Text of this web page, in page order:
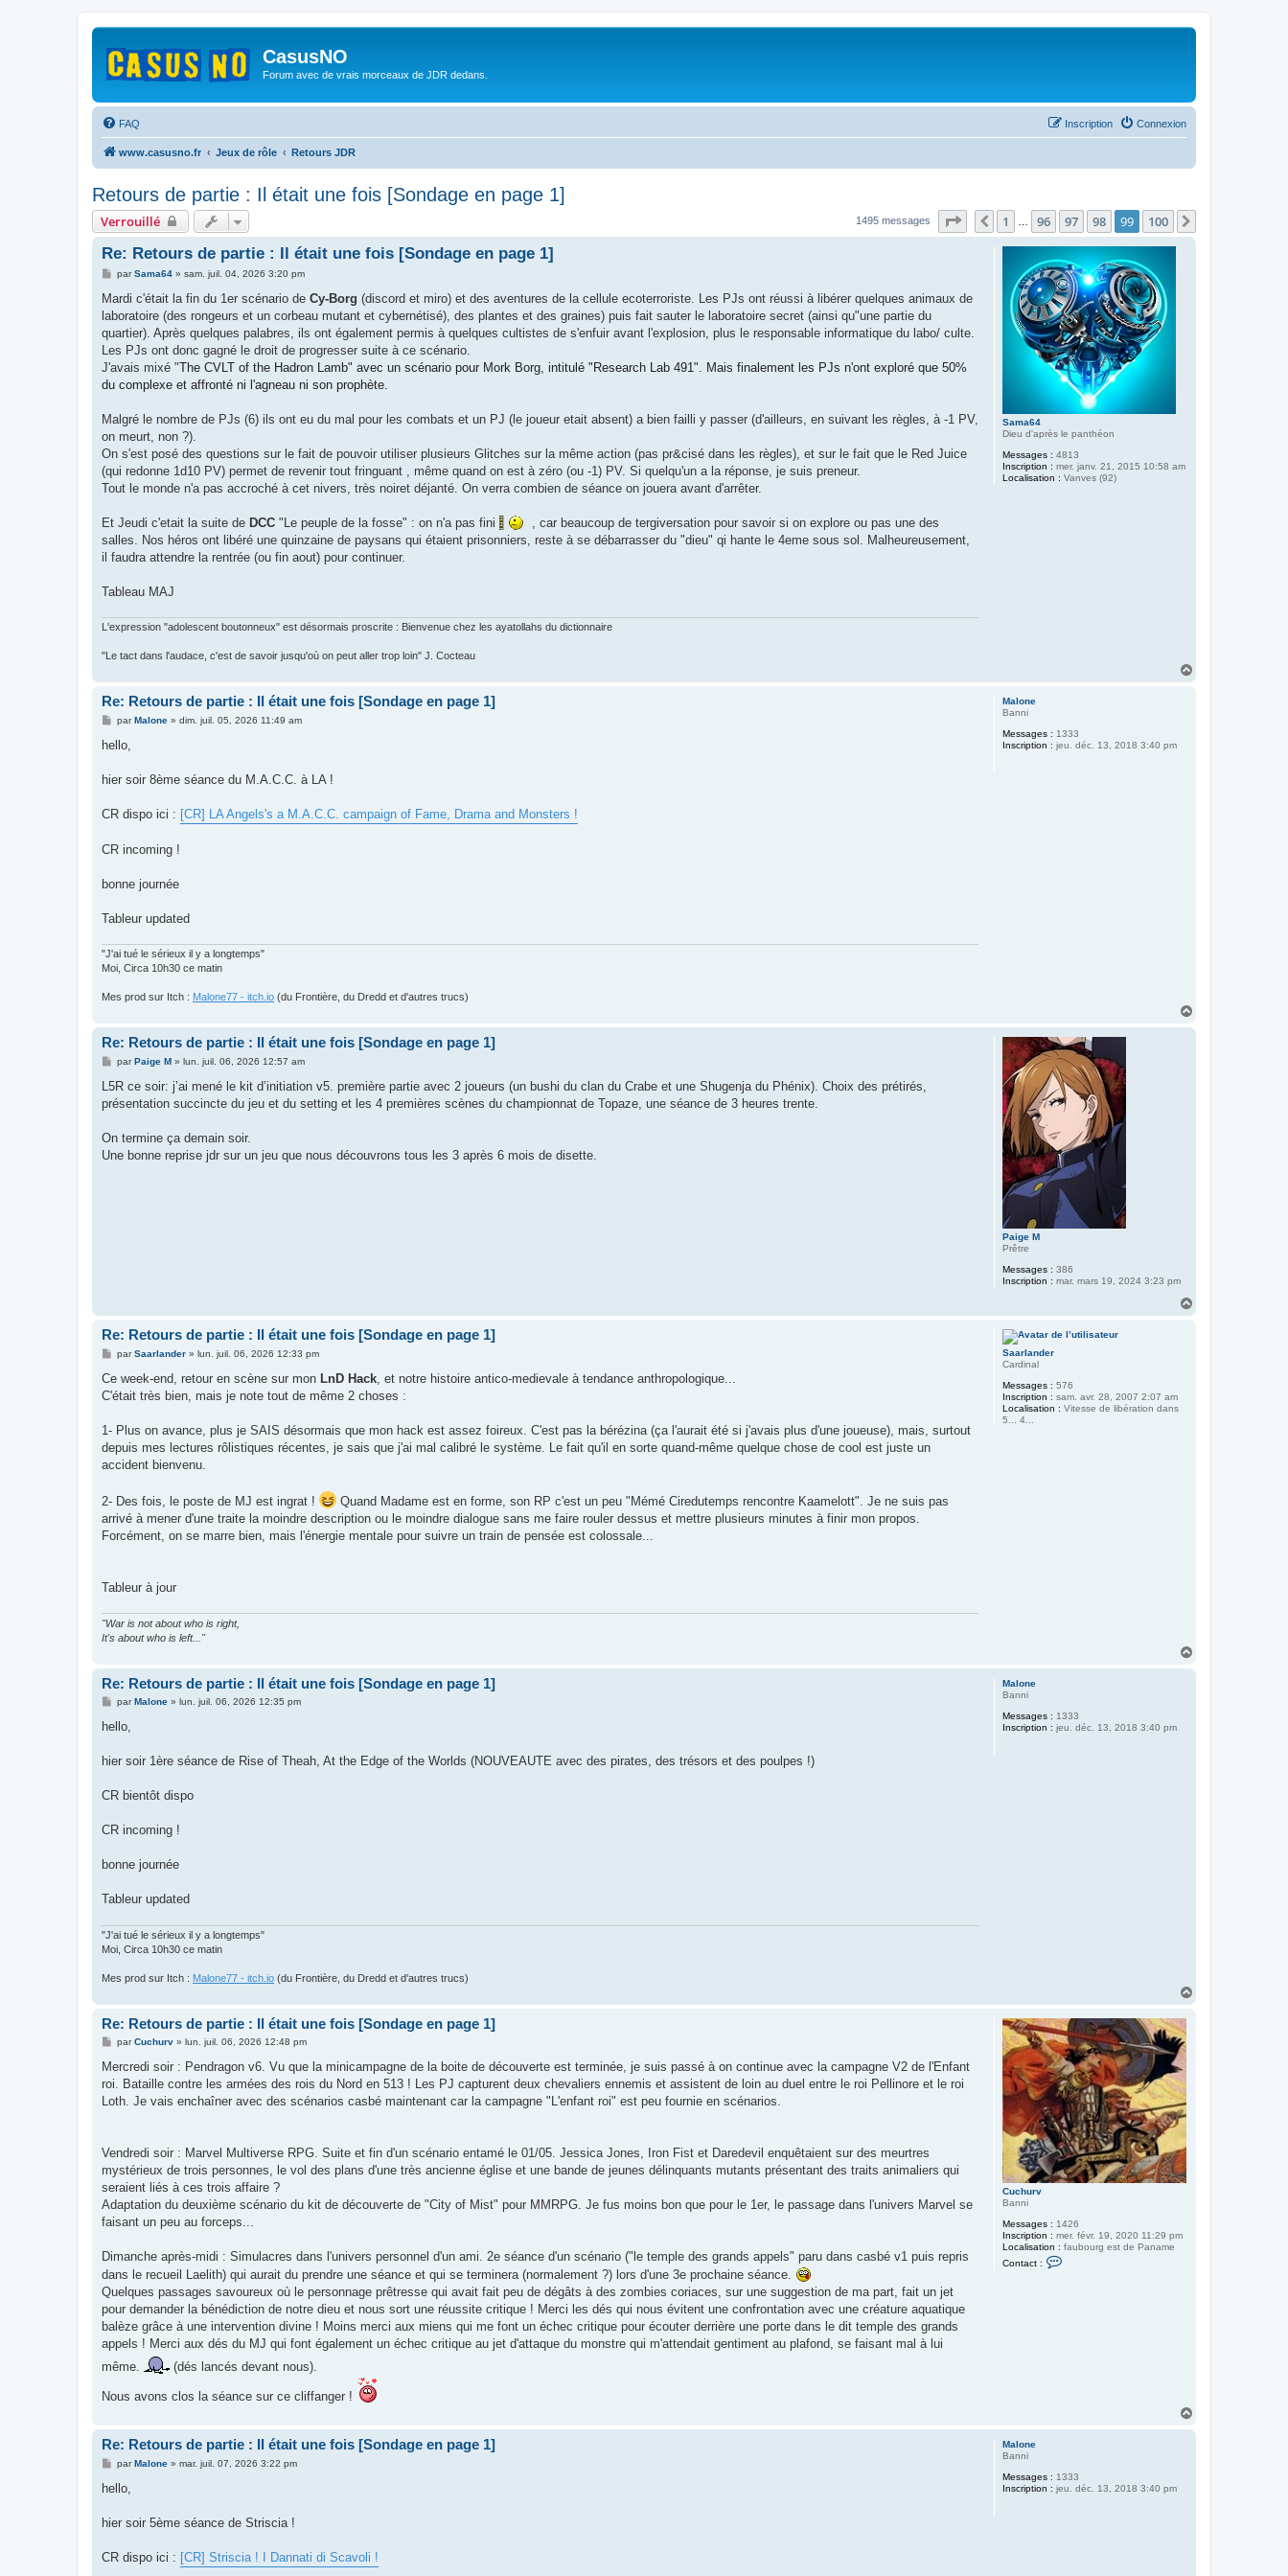
CasusNO
Forum avec de vrais morceaux de JDR dedans.
FAQ Connexion
Inscription
www.casusno.fr Jeux de rôle Retours JDR
Retours de partie : Il était une fois [Sondage en page 1]
Verrouillé 1495 messages Page 99 100
Précédent
1 96 97 98 99 100
Sama64
Dieu d'après le panthéon
Messages : 4813
Inscription : mer. janv. 21, 2015 10:58 am
Localisation : Vanves (92)
Re: Retours de partie : Il était une fois [Sondage en page 1]
M
s
a
g
parSama64» sam. juil. 04, 2026 3:20 pm
Mardi c'était la fin du 1er scénario de Cy-Borg (discord et miro) et des aventures de la cellule ecoterroriste. Les PJs ont réussi à libérer quelques animaux de
laboratoire (des rongeurs et un corbeau mutant et cybernétisé), des plantes et des graines) puis fait sauter le laboratoire secret (ainsi qu"une partie du
quartier). Après quelques palabres, ils ont également permis à quelques cultistes de s'enfuir avant l'explosion, plus le responsable informatique du labo/ culte.
Les PJs ont donc gagné le droit de progresser suite à ce scénario.
J'avais mixé "The CVLT of the Hadron Lamb" avec un scénario pour Mork Borg, intitulé "Research Lab 491". Mais finalement les PJs n'ont exploré que 50%
du complexe et affronté ni l'agneau ni son prophète.
Malgré le nombre de PJs (6) ils ont eu du mal pour les combats et un PJ (le joueur etait absent) a bien failli y passer (d'ailleurs, en suivant les règles, à -1 PV,
on meurt, non ?).
On s'est posé des questions sur le fait de pouvoir utiliser plusieurs Glitches sur la même action (pas pr&cisé dans les règles), et sur le fait que le Red Juice
(qui redonne 1d10 PV) permet de revenir tout fringuant , même quand on est à zéro (ou -1) PV. Si quelqu'un a la réponse, je suis preneur.
Tout le monde n'a pas accroché à cet nivers, très noiret déjanté. On verra combien de séance on jouera avant d'arrêter.
Et Jeudi c'etait la suite de DCC "Le peuple de la fosse" : on n'a pas fini
, car beaucoup de tergiversation pour savoir si on explore ou pas une des
salles. Nos héros ont libéré une quinzaine de paysans qui étaient prisonniers, reste à se débarrasser du "dieu" qi hante le 4eme sous sol. Malheureusement,
il faudra attendre la rentrée (ou fin aout) pour continuer.
Tableau MAJ
L'expression "adolescent boutonneux" est désormais proscrite : Bienvenue chez les ayatollahs du dictionnaire
"Le tact dans l'audace, c'est de savoir jusqu'où on peut aller trop loin" J. Cocteau
Malone
Banni
Messages : 1333
Inscription : jeu. déc. 13, 2018 3:40 pm
Re: Retours de partie : Il était une fois [Sondage en page 1]
M
s
g
parMalone» dim. juil. 05, 2026 11:49 am
hello,
hier soir 8ème séance du M.A.C.C. à LA !
CR dispo ici : [CR] LA Angels's a M.A.C.C. campaign of Fame, Drama and Monsters !
CR incoming !
bonne journée
Tableur updated
"J'ai tué le sérieux il y a longtemps"
Moi, Circa 10h30 ce matin
Mes prod sur Itch : Malone77 - itch.io (du Frontière, du Dredd et d'autres trucs)
Paige M
Prêtre
Messages : 386
Inscription : mar. mars 19, 2024 3:23 pm
Re: Retours de partie : Il était une fois [Sondage en page 1]
M
s
a
parPaige M» lun. juil. 06, 2026 12:57 am
L5R ce soir: j’ai mené le kit d’initiation v5. première partie avec 2 joueurs (un bushi du clan du Crabe et une Shugenja du Phénix). Choix des prétirés,
présentation succincte du jeu et du setting et les 4 premières scènes du championnat de Topaze, une séance de 3 heures trente.
On termine ça demain soir.
Une bonne reprise jdr sur un jeu que nous découvrons tous les 3 après 6 mois de disette.
Saarlander
Cardinal
Messages : 576
Inscription : sam. avr. 28, 2007 2:07 am
Localisation : Vitesse de libération dans
5... 4...
Re: Retours de partie : Il était une fois [Sondage en page 1]
M
s
a
parSaarlander» lun. juil. 06, 2026 12:33 pm
Ce week-end, retour en scène sur mon LnD Hack , et notre histoire antico-medievale à tendance anthropologique...
C'était très bien, mais je note tout de même 2 choses :
1- Plus on avance, plus je SAIS désormais que mon hack est assez foireux. C'est pas la bérézina (ça l'aurait été si j'avais plus d'une joueuse), mais, surtout
depuis mes lectures rôlistiques récentes, je sais que j'ai mal calibré le système. Le fait qu'il en sorte quand-même quelque chose de cool est juste un
accident bienvenu.
2- Des fois, le poste de MJ est ingrat !
Quand Madame est en forme, son RP c'est un peu "Mémé Ciredutemps rencontre Kaamelott". Je ne suis pas
arrivé à mener d'une traite la moindre description ou le moindre dialogue sans me faire rouler dessus et mettre plusieurs minutes à finir mon propos.
Forcément, on se marre bien, mais l'énergie mentale pour suivre un train de pensée est colossale...
Tableur à jour
"War is not about who is right,
It's about who is left..."
Malone
Banni
Messages : 1333
Inscription : jeu. déc. 13, 2018 3:40 pm
Re: Retours de partie : Il était une fois [Sondage en page 1]
M
s
g
parMalone» lun. juil. 06, 2026 12:35 pm
hello,
hier soir 1ère séance de Rise of Theah, At the Edge of the Worlds (NOUVEAUTE avec des pirates, des trésors et des poulpes !)
CR bientôt dispo
CR incoming !
bonne journée
Tableur updated
"J'ai tué le sérieux il y a longtemps"
Moi, Circa 10h30 ce matin
Mes prod sur Itch : Malone77 - itch.io (du Frontière, du Dredd et d'autres trucs)
Cuchurv
Banni
Messages : 1426
Inscription : mer. févr. 19, 2020 11:29 pm
Localisation : faubourg est de Paname
Contact :
v
Re: Retours de partie : Il était une fois [Sondage en page 1]
M
s
a
g
parCuchurv» lun. juil. 06, 2026 12:48 pm
Mercredi soir : Pendragon v6. Vu que la minicampagne de la boite de découverte est terminée, je suis passé à on continue avec la campagne V2 de l'Enfant
roi. Bataille contre les armées des rois du Nord en 513 ! Les PJ capturent deux chevaliers ennemis et assistent de loin au duel entre le roi Pellinore et le roi
Loth. Je vais enchaîner avec des scénarios casbé maintenant car la campagne "L'enfant roi" est peu fournie en scénarios.
Vendredi soir : Marvel Multiverse RPG. Suite et fin d'un scénario entamé le 01/05. Jessica Jones, Iron Fist et Daredevil enquêtaient sur des meurtres
mystérieux de trois personnes, le vol des plans d'une très ancienne église et une bande de jeunes délinquants mutants présentant des traits animaliers qui
seraient liés à ces trois affaire ?
Adaptation du deuxième scénario du kit de découverte de "City of Mist" pour MMRPG. Je fus moins bon que pour le 1er, le passage dans l'univers Marvel se
faisant un peu au forceps...
Dimanche après-midi : Simulacres dans l'univers personnel d'un ami. 2e séance d'un scénario ("le temple des grands appels" paru dans casbé v1 puis repris
dans le recueil Laelith) qui aurait du prendre une séance et qui se terminera (normalement ?) lors d'une 3e prochaine séance.
Quelques passages savoureux où le personnage prêtresse qui avait fait peu de dégâts à des zombies coriaces, sur une suggestion de ma part, fait un jet
pour demander la bénédiction de notre dieu et nous sort une réussite critique ! Merci les dés qui nous évitent une confrontation avec une créature aquatique
balèze grâce à une intervention divine ! Moins merci aux miens qui me font un échec critique pour écouter derrière une porte dans le dit temple des grands
appels ! Merci aux dés du MJ qui font également un échec critique au jet d'attaque du monstre qui m'attendait gentiment au plafond, se faisant mal à lui
même.
(dés lancés devant nous).
Nous avons clos la séance sur ce cliffanger !
Malone
Banni
Messages : 1333
Inscription : jeu. déc. 13, 2018 3:40 pm
Re: Retours de partie : Il était une fois [Sondage en page 1]
M
s
g
parMalone» mar. juil. 07, 2026 3:22 pm
hello,
hier soir 5ème séance de Striscia !
CR dispo ici : [CR] Striscia ! I Dannati di Scavoli !